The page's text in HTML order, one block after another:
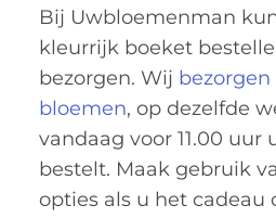
Bij Uwbloemenman
kleurrijk boeket
bezorgen. Wij
bloemen, op dezelfde
vandaag voor 11.00 uur
bestelt. Maak gebruik
opties als u het